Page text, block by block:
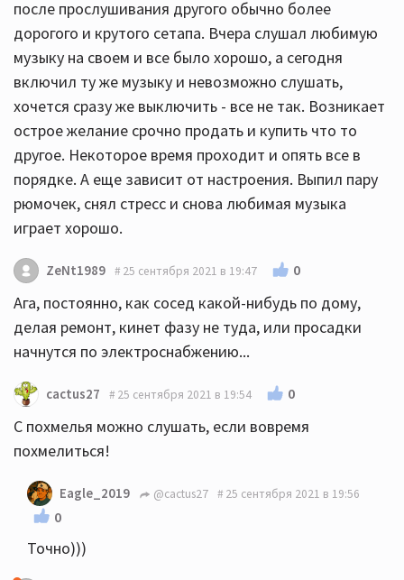
после прослушивания другого обычно более
дорогого и крутого сетапа. Вчера слушал любимую
музыку на своем и все было хорошо, а сегодня
включил ту же музыку и невозможно слушать,
хочется сразу же выключить - все не так. Возникает
острое желание срочно продать и купить что то
другое. Некоторое время проходит и опять все в
порядке. А еще зависит от настроения. Выпил пару
рюмочек, снял стресс и снова любимая музыка
играет хорошо.
ZeNt1989 25 сентября 2021 в 19:47 0
Ага, постоянно, как сосед какой-нибудь по дому,
делая ремонт, кинет фазу не туда, или просадки
начнутся по электроснабжению...
cactus27 25 сентября 2021 в 19:54 0
С похмелья можно слушать, если вовремя
похмелиться!
Eagle_2019 @cactus27 25 сентября 2021 в 19:56
0
Точно)))